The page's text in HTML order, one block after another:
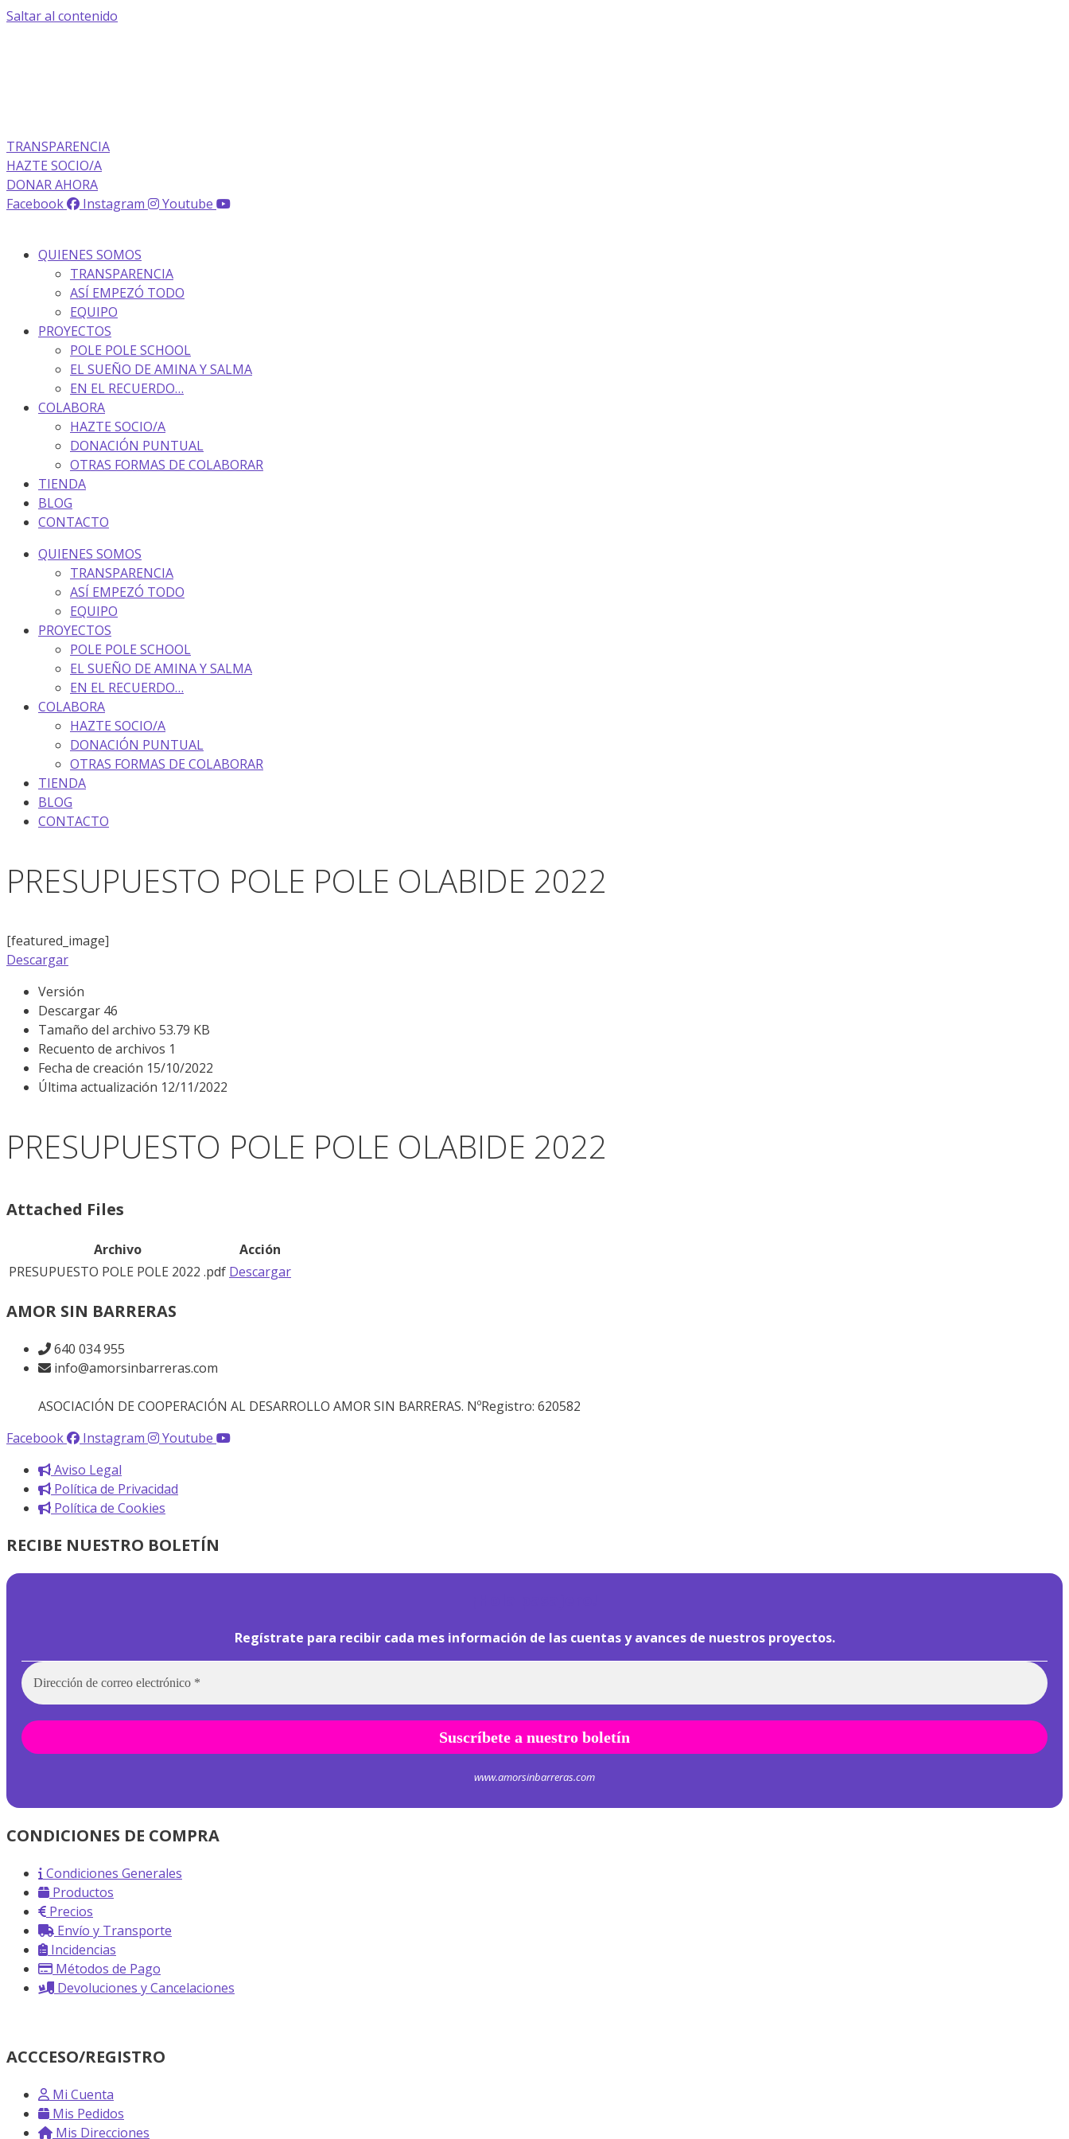
Saltar al contenido
TRANSPARENCIA
HAZTE SOCIO/A
DONAR AHORA
Facebook
Instagram Youtube
QUIENES SOMOS
TRANSPARENCIA
ASÍ EMPEZÓ TODO
EQUIPO
PROYECTOS
POLE POLE SCHOOL
EL SUEÑO DE AMINA Y SALMA
EN EL RECUERDO…
COLABORA
HAZTE SOCIO/A
DONACIÓN PUNTUAL
OTRAS FORMAS DE COLABORAR
TIENDA
BLOG
CONTACTO
QUIENES SOMOS
TRANSPARENCIA
ASÍ EMPEZÓ TODO
EQUIPO
PROYECTOS
POLE POLE SCHOOL
EL SUEÑO DE AMINA Y SALMA
EN EL RECUERDO…
COLABORA
HAZTE SOCIO/A
DONACIÓN PUNTUAL
OTRAS FORMAS DE COLABORAR
TIENDA
BLOG
CONTACTO
PRESUPUESTO POLE POLE OLABIDE 2022
[featured_image]
Descargar
Versión
Descargar 46
Tamaño del archivo 53.79 KB
Recuento de archivos 1
Fecha de creación 15/10/2022
Última actualización 12/11/2022
PRESUPUESTO POLE POLE OLABIDE 2022
Attached Files
Archivo
Acción
PRESUPUESTO POLE POLE 2022 .pdf Descargar
AMOR SIN BARRERAS
640 034 955
info@amorsinbarreras.com
ASOCIACIÓN DE COOPERACIÓN AL DESARROLLO AMOR SIN BARRERAS. NºRegistro: 620582
Facebook
Instagram
Youtube
Aviso Legal
Política de Privacidad
Política de Cookies
RECIBE NUESTRO BOLETÍN
Regístrate para recibir cada mes información de las cuentas y avances de nuestros proyectos.
www.amorsinbarreras.com
CONDICIONES DE COMPRA
Condiciones Generales
Productos
Precios
Envío y Transporte
Incidencias
Métodos de Pago
Devoluciones y Cancelaciones
ACCCESO/REGISTRO
Mi Cuenta
Mis Pedidos
Mis Direcciones